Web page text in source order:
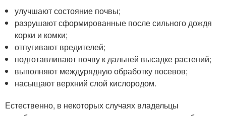
улучшают состояние почвы;
разрушают сформированные после сильного дождя
корки и комки;
отпугивают вредителей;
подготавливают почву к дальней высадке растений;
выполняют междурядную обработку посевов;
насыщают верхний слой кислородом.
Естественно, в некоторых случаях владельцы